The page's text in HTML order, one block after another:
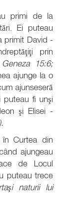
primi de la
Ei puteau
primit David -
prin
Geneza 15:6;
ajunge la o
ajunseseră
puteau fi unşi
şi Elisei -
Curtea din
ajungeau
de Locul
puteau trece
naturii lui